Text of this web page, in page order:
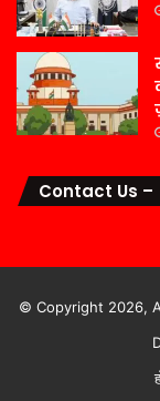
Contact Us –
© Copyright 2026,